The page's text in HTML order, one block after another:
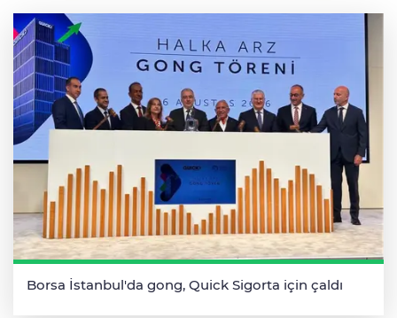
Borsa İstanbul'da gong, Quick Sigorta için çaldı